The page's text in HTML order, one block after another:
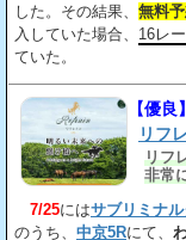
した。その結果、 無料
入していた場合、 16レ
ていた。
【優良】
リフ
リフ
非常
7/25にはサブリミナ
のうち、 中京5Rにて、